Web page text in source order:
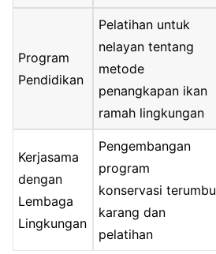
Program
Pendidikan
Pelatihan untuk
nelayan tentang
metode
penangkapan ikan
ramah lingkungan
Kerjasama
dengan
Lembaga
Lingkungan
Pengembangan
program
konservasi terumbu
karang dan
pelatihan